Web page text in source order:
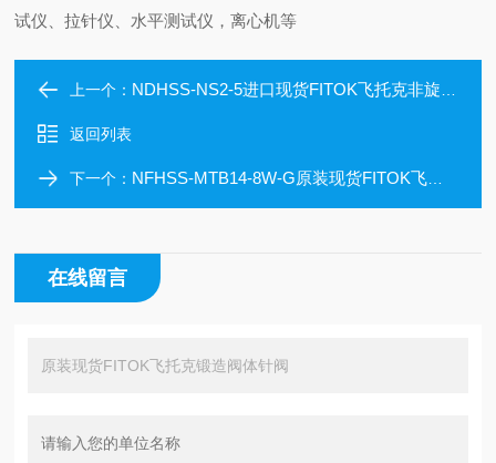
试仪、拉针仪、水平测试仪，离心机等
上一个： NDHSS-NS2-5进口现货FITOK飞托克非旋转杆针阀
返回列表
下一个： NFHSS-MTB14-8W-G原装现货FITOK飞托克锻造阀体针阀
在线留言